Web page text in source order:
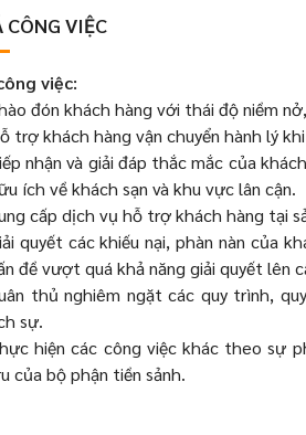
CÔNG VIỆC
việc:
đón khách hàng với thái độ niềm
trợ khách hàng vận chuyển hành lý
nhận và giải đáp thắc mắc của
ích về khách sạn và khu vực lân cận.
cấp dịch vụ hỗ trợ khách hàng tại
quyết các khiếu nại, phàn nàn của
đề vượt quá khả năng giải quyết lên
thủ nghiêm ngặt các quy trình,
sự.
hiện các công việc khác theo sự
của bộ phận tiền sảnh.